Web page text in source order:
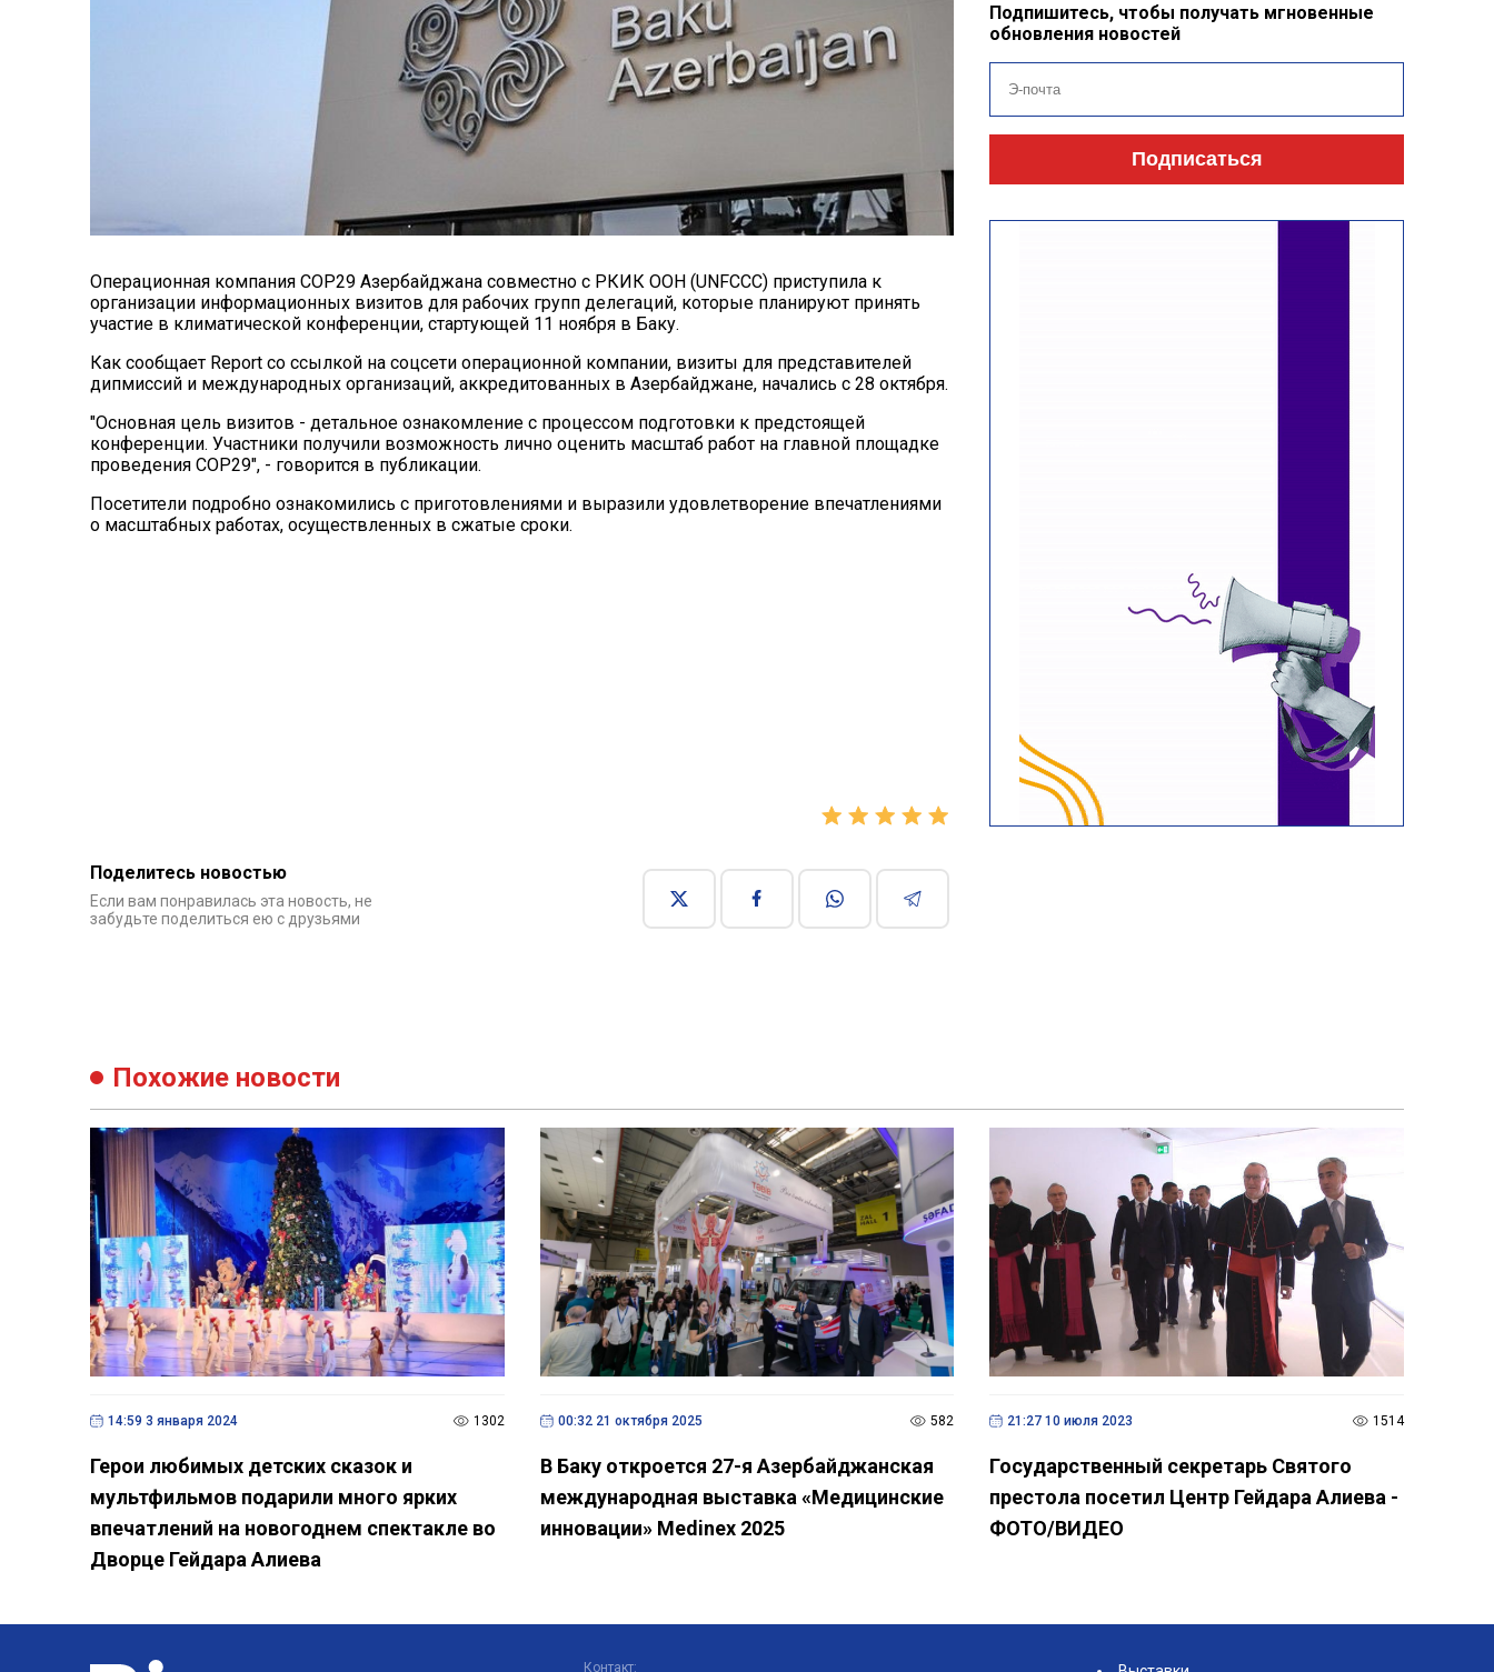
Операционная компания COP29 Азербайджана совместно с РКИК ООН (UNFCCC) приступила к
организации информационных визитов для рабочих групп делегаций, которые планируют принять
участие в климатической конференции, стартующей 11 ноября в Баку.
Как сообщает Report со ссылкой на соцсети операционной компании, визиты для представителей
дипмиссий и международных организаций, аккредитованных в Азербайджане, начались с 28 октября.
"Основная цель визитов - детальное ознакомление с процессом подготовки к предстоящей
конференции. Участники получили возможность лично оценить масштаб работ на главной площадке
проведения COP29", - говорится в публикации.
Посетители подробно ознакомились с приготовлениями и выразили удовлетворение впечатлениями
о масштабных работах, осуществленных в сжатые сроки.
Поделитесь новостью
Если вам понравилась эта новость, не
забудьте поделиться ею с друзьями
Подпишитесь, чтобы получать мгновенные
обновления новостей
Подписаться
Похожие новости
14:59 3 января 2024 1302
Герои любимых детских сказок и
мультфильмов подарили много ярких
впечатлений на новогоднем спектакле во
Дворце Гейдара Алиева
00:32 21 октября 2025 582
В Баку откроется 27-я Азербайджанская
международная выставка «Медицинские
инновации» Medinex 2025
21:27 10 июля 2023 1514
Государственный секретарь Святого
престола посетил Центр Гейдара Алиева -
ФОТО/ВИДЕО
Контакт: